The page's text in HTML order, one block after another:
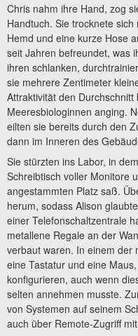
Chris nahm ihre Hand, zog
Handtuch. Sie trocknete
Hemd und eine kurze Hose
seit Jahren befreundet, was
ihren schlanken,
sie mehrere Zentimeter
Attraktivität den
Meeresbiologinnen anging.
eilten sie bereits durch den
dann im Inneren des
Sie stürzten ins Labor, in
Schreibtisch voller Monitore
angestammten Platz saß.
herum, sodass Alison
einer Telefonschaltzentrale
metallene Regale an der
verbaut waren. In einem der
eine Tastatur und eine
konfigurieren, auch wenn
selten annehmen musste.
von Systemen auf seinem
auch über Remote-Zugriff